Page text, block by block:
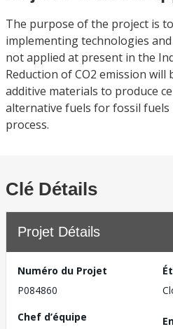
The purpose of the project is
implementing technologies
not applied at present in the
Reduction of CO2 emission will
additive materials to produce
alternative fuels for fossil
process.
Clé Détails
Projet Détails
Numéro du Projet
P084860
Chef d’équipe